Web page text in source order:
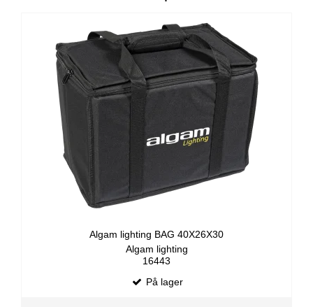
Algam lighting BAG 40X26X30
Algam lighting
16443
På lager